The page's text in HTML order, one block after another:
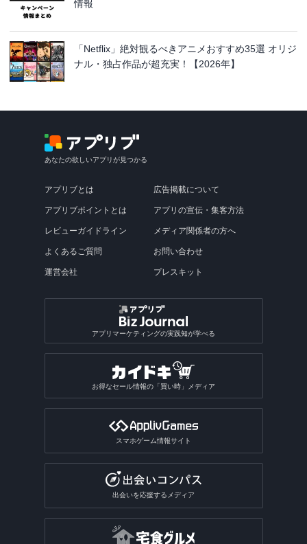
情報
「Netflix」絶対観るべきアニメおすすめ35選 オリジ
ナル・独占作品が超充実！【2026年】
あなたの欲しいアプリが見つかる
アプリブとは
アプリブポイントとは
レビューガイドライン
よくあるご質問
運営会社
広告掲載について
アプリの宣伝・集客方法
メディア関係者の方へ
お問い合わせ
プレスキット
アプリマーケティングの実践知が学べる
お得なセール情報の「買い時」メディア
スマホゲーム情報サイト
出会いを応援するメディア